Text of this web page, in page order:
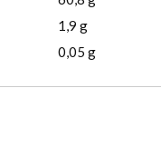
1,9 g
0,05 g